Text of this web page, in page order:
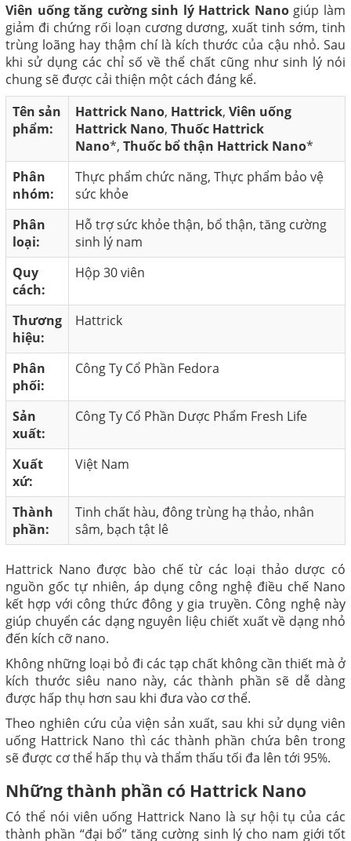
Viên uống tăng cường sinh lý Hattrick Nanogiúp làm
giảm đi chứng rối loạn cương dương, xuất tinh sớm, tinh
trùng loãng hay thậm chí là kích thước của cậu nhỏ. Sau
khi sử dụng các chỉ số về thể chất cũng như sinh lý nói
chung sẽ được cải thiện một cách đáng kể.
Tên sản
phẩm:
Hattrick Nano, Hattrick, Viên uống
Hattrick Nano, Thuốc Hattrick
Nano*, Thuốc bổ thận Hattrick Nano*
Phân
nhóm:
Thực phẩm chức năng, Thực phẩm bảo vệ
sức khỏe
Phân
loại:
Hỗ trợ sức khỏe thận, bổ thận, tăng cường
sinh lý nam
Quy
cách:
Hộp 30 viên
Thương
hiệu:
Hattrick
Phân
phối:
Công Ty Cổ Phần Fedora
Sản
xuất:
Công Ty Cổ Phần Dược Phẩm Fresh Life
Xuất
xứ:
Việt Nam
Thành
phần:
Tinh chất hàu, đông trùng hạ thảo, nhân
sâm, bạch tật lê
Hattrick Nano được bào chế từ các loại thảo dược có
nguồn gốc tự nhiên, áp dụng công nghệ điều chế Nano
kết hợp với công thức đông y gia truyền. Công nghệ này
giúp chuyển các dạng nguyên liệu chiết xuất về dạng nhỏ
đến kích cỡ nano.
Không những loại bỏ đi các tạp chất không cần thiết mà ở
kích thước siêu nano này, các thành phần sẽ dễ dàng
được hấp thụ hơn sau khi đưa vào cơ thể.
Theo nghiên cứu của viện sản xuất, sau khi sử dụng viên
uống Hattrick Nano thì các thành phần chứa bên trong
sẽ được cơ thể hấp thụ và thẩm thấu tối đa lên tới 95%.
Những thành phần có Hattrick Nano
Có thể nói viên uống Hattrick Nano là sự hội tụ của các
thành phần “đại bổ” tăng cường sinh lý cho nam giới tốt